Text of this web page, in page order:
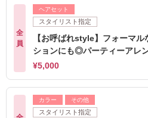
全
員
ヘアセット
スタイリスト指定
【お呼ばれstyle】フォーマル
ションにも◎パーティーアレ
¥5,000
カラー その他
スタイリスト指定